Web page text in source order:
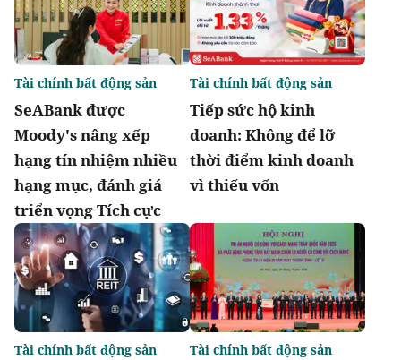
SeABank được
Moody's nâng xếp
hạng tín nhiệm nhiều
hạng mục, đánh giá
triển vọng Tích cực
Tài chính bất động sản
Tiếp sức hộ kinh
doanh: Không để lỡ
thời điểm kinh doanh
vì thiếu vốn
Tài chính bất động sản
Tài chính bất động sản Tài chính bất động sản